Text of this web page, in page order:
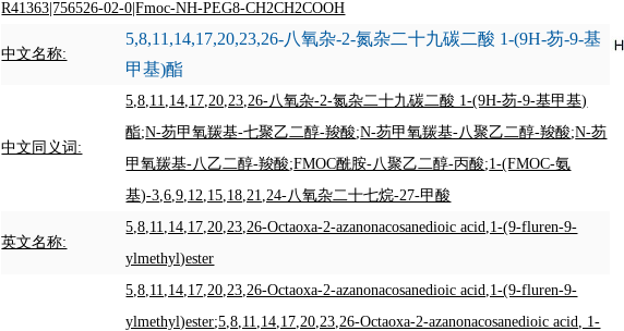
R41363|756526-02-0|Fmoc-NH-PEG8-CH2CH2COOH
中文名称:
5,8,11,14,17,20,23,26-八氧杂-2-氮杂二十九碳二酸 1-(9H-芴-9-基
甲基)酯
中文同义词:
5,8,11,14,17,20,23,26-八氧杂-2-氮杂二十九碳二酸 1-(9H-芴-9-基甲基)
酯;N-芴甲氧羰基-七聚乙二醇-羧酸;N-芴甲氧羰基-八聚乙二醇-羧酸;N-芴
甲氧羰基-八乙二醇-羧酸;FMOC酰胺-八聚乙二醇-丙酸;1-(FMOC-氨
基)-3,6,9,12,15,18,21,24-八氧杂二十七烷-27-甲酸
英文名称:
5,8,11,14,17,20,23,26-Octaoxa-2-azanonacosanedioic acid,1-(9-fluren-9-
ylmethyl)ester
5,8,11,14,17,20,23,26-Octaoxa-2-azanonacosanedioic acid,1-(9-fluren-9-
ylmethyl)ester;5,8,11,14,17,20,23,26-Octaoxa-2-azanonacosanedioic acid, 1-